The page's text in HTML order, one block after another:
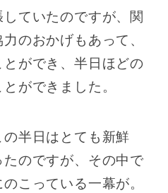
ていたのですが、関
のおかげもあって、
ができ、半日ほどの
ができました。
半日はとても新鮮
のですが、その中で
こっている一幕が。